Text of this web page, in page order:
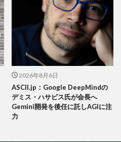
2026年8月6日
ASCII.jp：Google DeepMindの
デミス・ハサビス氏が会長へ
Gemini開発を後任に託しAGIに注
力